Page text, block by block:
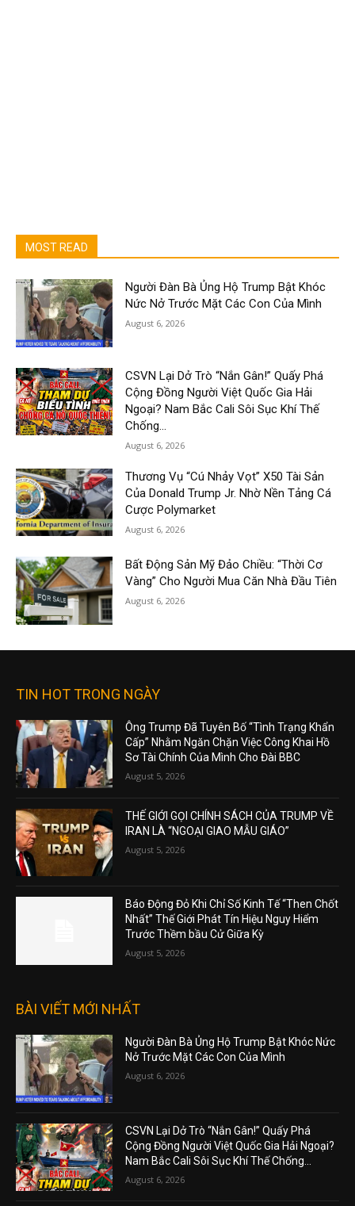
MOST READ
Người Đàn Bà Ủng Hộ Trump Bật Khóc
Nức Nở Trước Mặt Các Con Của Mình
August 6, 2026
CSVN Lại Dở Trò “Nắn Gân!” Quấy Phá
Cộng Đồng Người Việt Quốc Gia Hải
Ngoại? Nam Bắc Cali Sôi Sục Khí Thế
Chống...
August 6, 2026
Thương Vụ “Cú Nhảy Vọt” X50 Tài Sản
Của Donald Trump Jr. Nhờ Nền Tảng Cá
Cược Polymarket
August 6, 2026
Bất Động Sản Mỹ Đảo Chiều: “Thời Cơ
Vàng” Cho Người Mua Căn Nhà Đầu Tiên
August 6, 2026
TIN HOT TRONG NGÀY
Ông Trump Đã Tuyên Bố “Tình Trạng Khẩn
Cấp” Nhằm Ngăn Chặn Việc Công Khai Hồ
Sơ Tài Chính Của Mình Cho Đài BBC
August 5, 2026
THẾ GIỚI GỌI CHÍNH SÁCH CỦA TRUMP VỀ
IRAN LÀ “NGOẠI GIAO MẪU GIÁO”
August 5, 2026
Báo Động Đỏ Khi Chỉ Số Kinh Tế “Then Chốt
Nhất” Thế Giới Phát Tín Hiệu Nguy Hiểm
Trước Thềm bầu Cử Giữa Kỳ
August 5, 2026
BÀI VIẾT MỚI NHẤT
Người Đàn Bà Ủng Hộ Trump Bật Khóc Nức
Nở Trước Mặt Các Con Của Mình
August 6, 2026
CSVN Lại Dở Trò “Nắn Gân!” Quấy Phá
Cộng Đồng Người Việt Quốc Gia Hải Ngoại?
Nam Bắc Cali Sôi Sục Khí Thế Chống...
August 6, 2026